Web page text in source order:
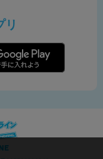
リ